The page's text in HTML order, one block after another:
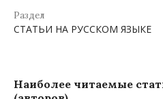
Раздел
СТАТЬИ НА РУССКОМ ЯЗЫКЕ
Наиболее читаемые